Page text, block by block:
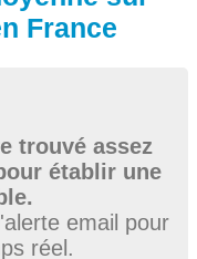
France
trouvé assez
établir une
email pour
réel.